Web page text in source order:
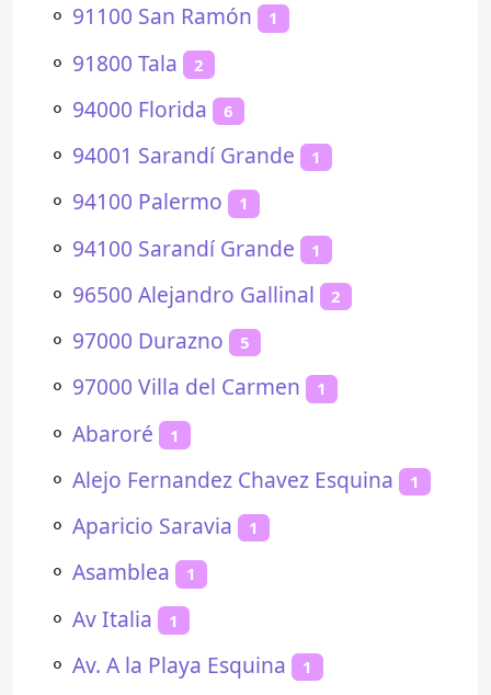
⚬ 91100 San Ramón 1
⚬ 91800 Tala 2
⚬ 94000 Florida 6
⚬ 94001 Sarandí Grande 1
⚬ 94100 Palermo 1
⚬ 94100 Sarandí Grande 1
⚬ 96500 Alejandro Gallinal 2
⚬ 97000 Durazno 5
⚬ 97000 Villa del Carmen 1
⚬ Abaroré 1
⚬ Alejo Fernandez Chavez Esquina 1
⚬ Aparicio Saravia 1
⚬ Asamblea 1
⚬ Av Italia 1
⚬ Av. A la Playa Esquina 1